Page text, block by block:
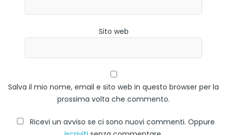
Sito web
Salva il mio nome, email e sito web in questo browser per la
prossima volta che commento.
Ricevi un avviso se ci sono nuovi commenti. Oppure